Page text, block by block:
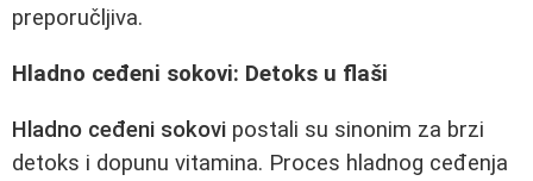
preporučljiva.
Hladno ceđeni sokovi: Detoks u flaši
Hladno ceđeni sokovi postali su sinonim za brzi
detoks i dopunu vitamina. Proces hladnog ceđenja